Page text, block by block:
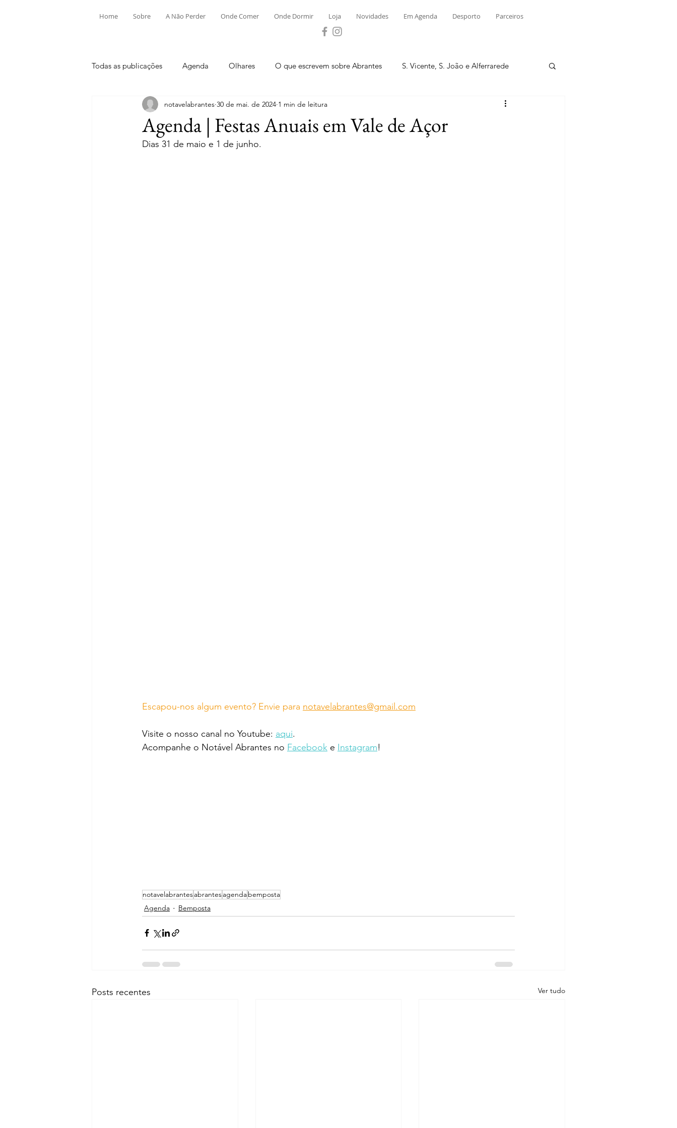
Home Sobre A Não Perder Onde Comer Onde Dormir Loja Novidades Em Agenda Desporto Parceiros
Todas as publicações Agenda Olhares O que escrevem sobre Abrantes S. Vicente, S. João e Alferrarede
Aldeia do Mato e Souto Alvega e Concavada Bemposta
Mouriscas Pego Rio de Moinhos
Agenda | Festas Anuais em Vale de Açor
notavelabrantes 30 de mai. de 2024 1 min de leitura
Dias 31 de maio e 1 de junho.
Escapou-nos algum evento? Envie para notavelabrantes@gmail.com
Visite o nosso canal no Youtube: aqui.
Acompanhe o Notável Abrantes no Facebook e Instagram!
notavelabrantesabrantesagendabemposta
Agenda
Bemposta
Posts recentes Ver tudo